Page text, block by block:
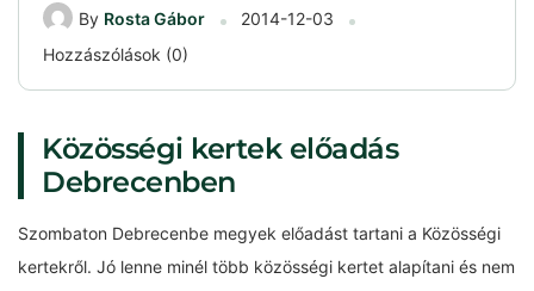
By Rosta Gábor
2014-12-03
Hozzászólások (0)
Közösségi kertek előadás
Debrecenben
Szombaton Debrecenbe megyek előadást tartani a Közösségi
kertekről. Jó lenne minél több közösségi kertet alapítani és nem